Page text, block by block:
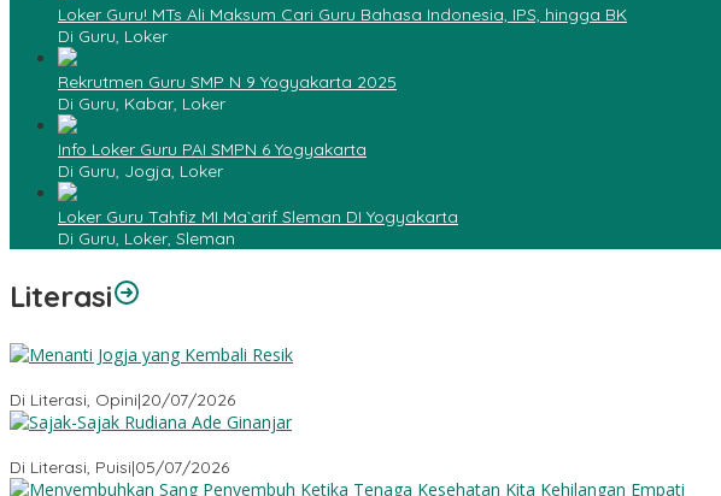
Loker Guru! MTs Ali Maksum Cari Guru Bahasa Indonesia, IPS, hingga BK
Di Guru, Loker
Rekrutmen Guru SMP N 9 Yogyakarta 2025
Di Guru, Kabar, Loker
Info Loker Guru PAI SMPN 6 Yogyakarta
Di Guru, Jogja, Loker
Loker Guru Tahfiz MI Ma`arif Sleman DI Yogyakarta
Di Guru, Loker, Sleman
Literasi
Di Literasi, Opini|20/07/2026
Di Literasi, Puisi|05/07/2026